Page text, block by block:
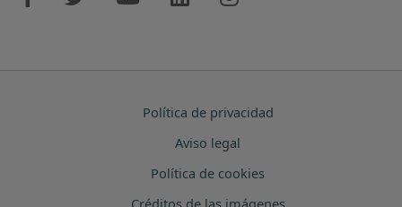
Política de privacidad
Aviso legal
Política de cookies